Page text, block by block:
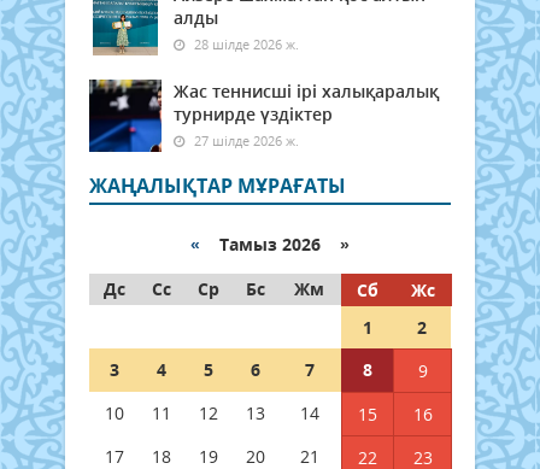
алды
28 шілде 2026 ж.
Жас теннисші ірі халықаралық
турнирде үздіктер
27 шілде 2026 ж.
ЖАҢАЛЫҚТАР МҰРАҒАТЫ
« Тамыз 2026 »
Дс
Сс Ср Бс Жм Сб
Жс
1
2
3
4 5 6 7 8
9
10
11 12 13 14 15
16
17
18 19 20 21 22 23